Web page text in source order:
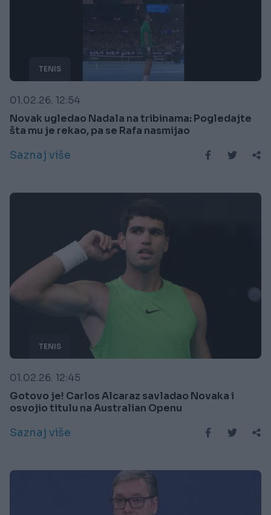
TENIS
01.02.26. 12:54
Novak ugledao Nadala na tribinama: Pogledajte
šta mu je rekao, pa se Rafa nasmijao
Saznaj više
TENIS
01.02.26. 12:45
Gotovo je! Carlos Alcaraz savladao Novaka i
osvojio titulu na Australian Openu
Saznaj više